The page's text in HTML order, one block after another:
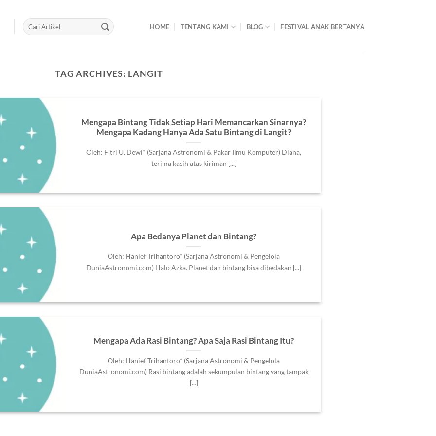
HOME TENTANG KAMI BLOG FESTIVAL ANAK BERTANYA
TAG ARCHIVES: LANGIT
Mengapa Bintang Tidak Setiap Hari Memancarkan Sinarnya?
Mengapa Kadang Hanya Ada Satu Bintang di Langit?
Oleh: Fitri U. Dewi* (Sarjana Astronomi & Pakar Ilmu Komputer) Diana,
terima kasih atas kiriman [...]
Apa Bedanya Planet dan Bintang?
Oleh: Hanief Trihantoro* (Sarjana Astronomi & Pengelola
DuniaAstronomi.com) Halo Azka. Planet dan bintang bisa dibedakan [...]
Mengapa Ada Rasi Bintang? Apa Saja Rasi Bintang Itu?
Oleh: Hanief Trihantoro* (Sarjana Astronomi & Pengelola
DuniaAstronomi.com) Rasi bintang adalah sekumpulan bintang yang tampak
[...]